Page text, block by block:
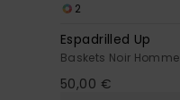
2
Espadrilled Up
Baskets Noir Homme
50,00 €